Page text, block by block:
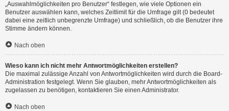
„Auswahlmöglichkeiten pro Benutzer“ festlegen, wie viele Optionen ein
Benutzer auswählen kann, welches Zeitlimit für die Umfrage gilt (0 bedeutet
dabei eine zeitlich unbegrenzte Umfrage) und schließlich, ob die Benutzer ihre
Stimme ändern können.
Nach oben
Wieso kann ich nicht mehr Antwortmöglichkeiten erstellen?
Die maximal zulässige Anzahl von Antwortmöglichkeiten wird durch die Board-
Administration festgelegt. Wenn Sie glauben, mehr Antwortmöglichkeiten als
zugelassen zu benötigen, kontaktieren Sie einen Administrator.
Nach oben